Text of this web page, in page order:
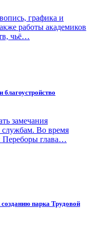
графика и
работы академиков
чьё…
замечания
Во время
Переборы глава…
парка Трудовой